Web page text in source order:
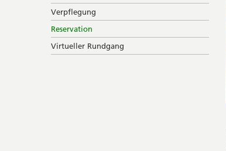
Verpflegung
Reservation
Virtueller Rundgang